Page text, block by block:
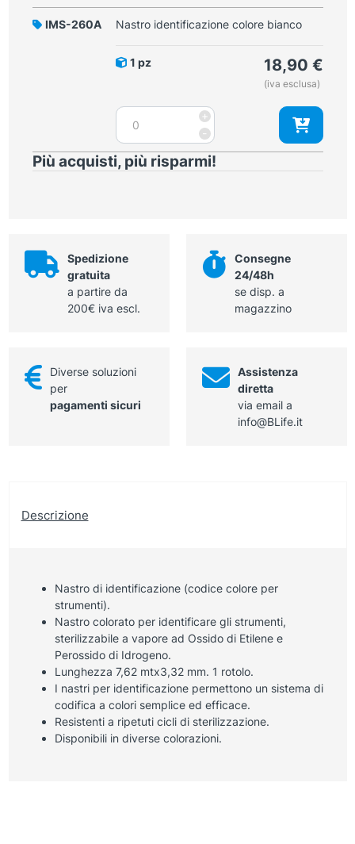
blu
IMS-260A Nastro identificazione colore bianco
1 pz 18,90 €
(iva esclusa)
-
Nastro
identificazione
colore
bianco
+
Più acquisti, più risparmi!
Spedizione
gratuita
a partire da
200€ iva escl.
Consegne
24/48h
se disp. a
magazzino
Diverse soluzioni
per
pagamenti sicuri
Assistenza
diretta
via email a
info@BLife.it
Descrizione
Nastro di identificazione (codice colore per
strumenti).
Nastro colorato per identificare gli strumenti,
sterilizzabile a vapore ad Ossido di Etilene e
Perossido di Idrogeno.
Lunghezza 7,62 mtx3,32 mm. 1 rotolo.
I nastri per identificazione permettono un sistema di
codifica a colori semplice ed efficace.
Resistenti a ripetuti cicli di sterilizzazione.
Disponibili in diverse colorazioni.